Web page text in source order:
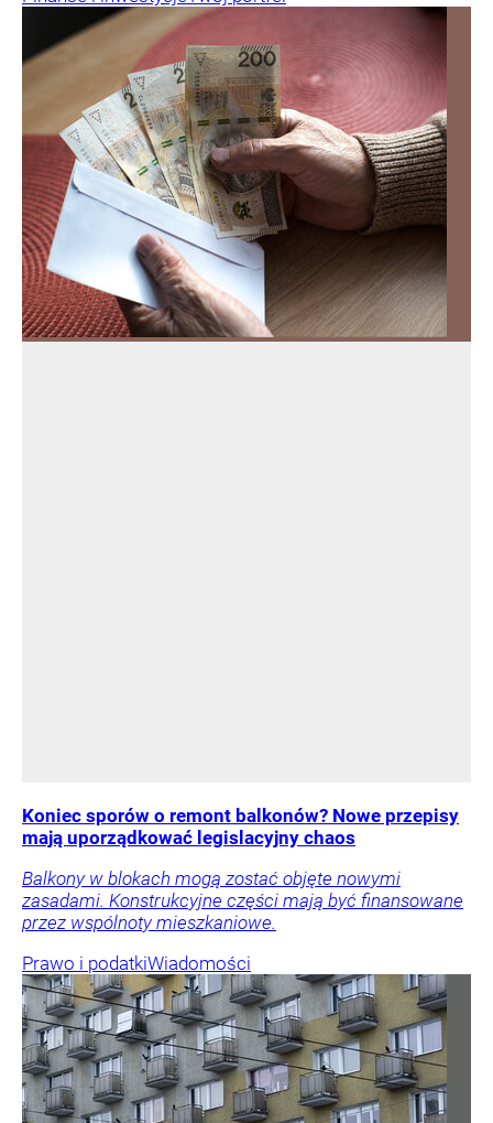
Koniec sporów o remont balkonów? Nowe przepisy
mają uporządkować legislacyjny chaos
Balkony w blokach mogą zostać objęte nowymi
zasadami. Konstrukcyjne części mają być finansowane
przez wspólnoty mieszkaniowe.
Prawo i podatkiWiadomości